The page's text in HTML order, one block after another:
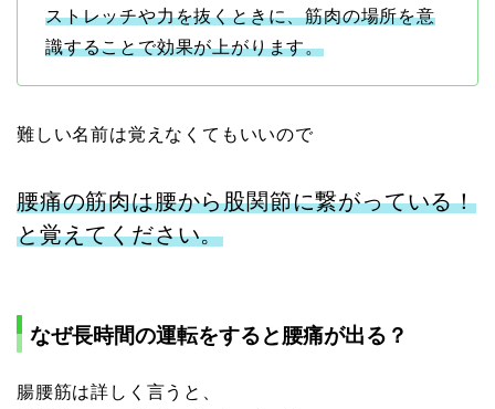
ストレッチや力を抜くときに、筋肉の場所を意
識することで効果が上がります。
難しい名前は覚えなくてもいいので
腰痛の筋肉は腰から股関節に繋がっている！
と覚えてください。
なぜ長時間の運転をすると腰痛が出る？
腸腰筋は詳しく言うと、